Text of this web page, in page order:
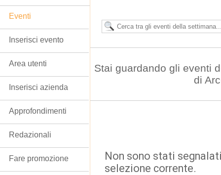
Stai guardando gli eventi
di
Non sono stati
selezione corrente.
Eventi
Inserisci evento
Area utenti
Inserisci azienda
Approfondimenti
Redazionali
Fare promozione